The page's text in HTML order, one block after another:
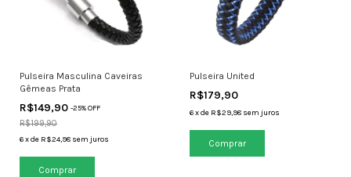
Pulseira Masculina Caveiras
Gêmeas Prata
R$149,90 -25% OFF
R$199,90
6xde R$24,98 sem juros
Comprar
Pulseira United
R$179,90
6 xde R$29,98 sem juros
Comprar